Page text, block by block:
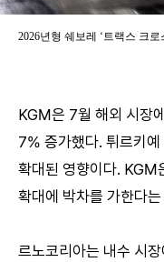
2026년형 쉐보레 ‘트랙스 크
KGM은 7월 해외 시장
7% 증가했다. 튀르키
확대된 영향이다. KGM
확대에 박차를 가한다
르노코리아는 내수 시